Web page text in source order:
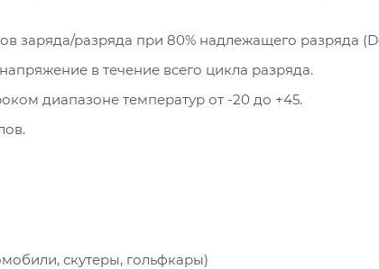
заряда/разряда при 80% надлежащего разряда
в течение всего цикла разряда.
диапазоне температур от -20 до +45.
скутеры, гольфкары)